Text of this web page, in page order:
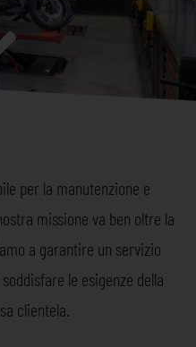
per la manutenzione e
missione va ben oltre la
a garantire un servizio
le esigenze della
clientela.